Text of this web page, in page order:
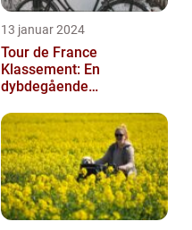
13 januar 2024
Tour de France
Klassement: En
dybdegående